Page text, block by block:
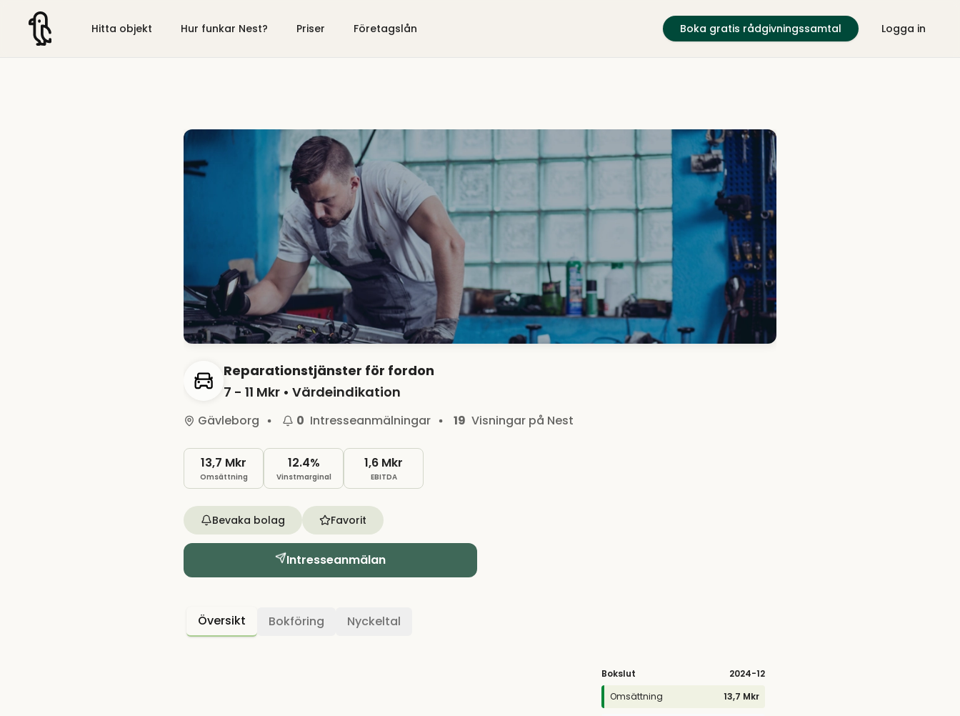
Hitta objekt Hur funkar Nest? Priser Företagslån Boka gratis rådgivningssamtal Logga in
Reparationstjänster för fordon
7 - 11 Mkr • Värdeindikation
Gävleborg 0 Intresseanmälningar 19 Visningar på Nest
13,7 Mkr
Omsättning
12.4%
Vinstmarginal
1,6 Mkr
EBITDA
Bevaka bolag Favorit
Intresseanmälan
Översikt Bokföring Nyckeltal
Bokslut 2024-12
Omsättning
13,7 Mkr